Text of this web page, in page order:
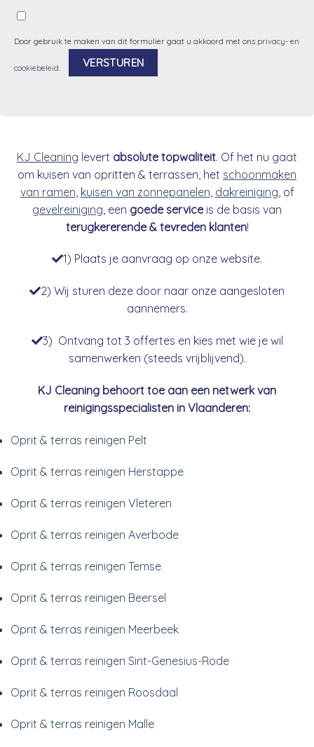
Door gebruik te maken van dit formulier gaat u akkoord met ons privacy- en
cookiebeleid.
KJ Cleaning levert absolute topwaliteit. Of het nu gaat
om kuisen van opritten & terrassen, het schoonmaken
van ramen kuisen van zonnepanelen dakreiniging , of
gevelreiniging , een goede serviceis de basis van
terugkererende & tevreden klanten!
1) Plaats je aanvraag op onze website.
2) Wij sturen deze door naar onze aangesloten
aannemers.
3) Ontvang tot 3 offertes en kies met wie je wil
samenwerken (steeds vrijblijvend).
KJ Cleaning behoort toe aan een netwerk van
reinigingsspecialisten in Vlaanderen:
Oprit & terras reinigen Pelt
Oprit & terras reinigen Herstappe
Oprit & terras reinigen Vleteren
Oprit & terras reinigen Averbode
Oprit & terras reinigen Temse
Oprit & terras reinigen Beersel
Oprit & terras reinigen Meerbeek
Oprit & terras reinigen Sint-Genesius-Rode
Oprit & terras reinigen Roosdaal
Oprit & terras reinigen Malle